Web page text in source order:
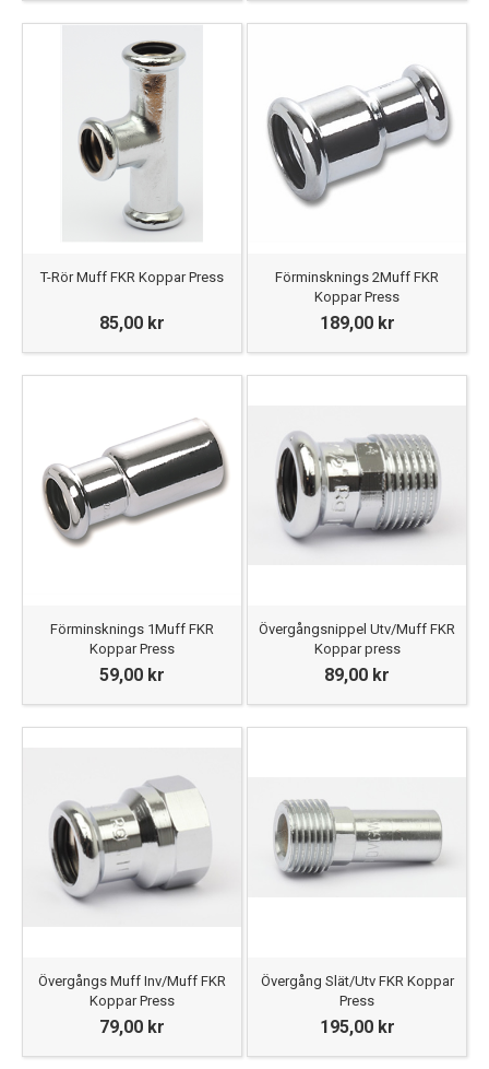
T-Rör Muff FKR Koppar Press
85,00 kr
Förminsknings 2Muff FKR
Koppar Press
189,00 kr
Förminsknings 1Muff FKR
Koppar Press
59,00 kr
Övergångsnippel Utv/Muff FKR
Koppar press
89,00 kr
Övergångs Muff Inv/Muff FKR
Koppar Press
79,00 kr
Övergång Slät/Utv FKR Koppar
Press
195,00 kr